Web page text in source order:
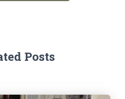
Posts